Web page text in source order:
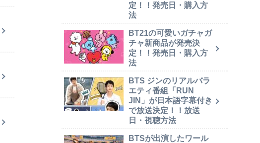
定！！発売日・購入方
法
BT21の可愛いガチャガ
チャ新商品が発売決
定！！発売日・購入方
法
BTS ジンのリアルバラ
エティ番組「RUN
JIN」が日本語字幕付き
で放送決定！！放送
日・視聴方法
BTSが出演したワール